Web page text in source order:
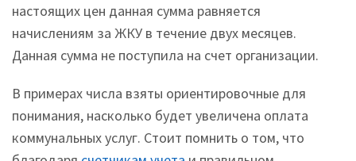
настоящих цен данная сумма равняется
начислениям за ЖКУ в течение двух месяцев.
Данная сумма не поступила на счет организации.
В примерах числа взяты ориентировочные для
понимания, насколько будет увеличена оплата
коммунальных услуг. Стоит помнить о том, что